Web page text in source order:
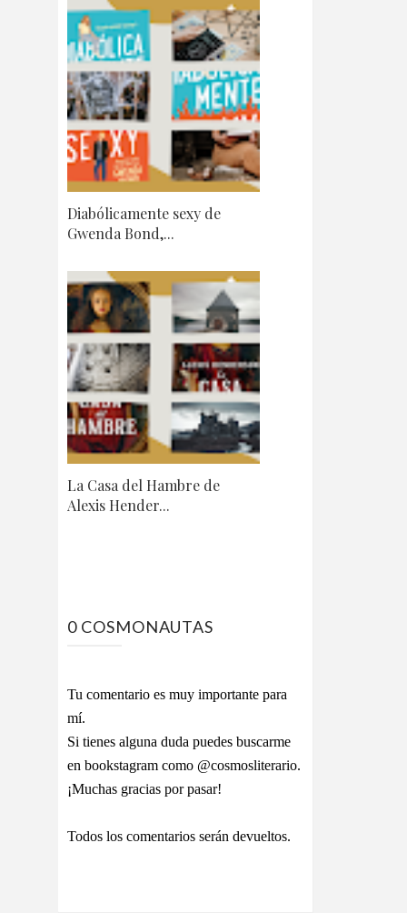
Diabólicamente sexy de
Gwenda Bond,...
La Casa del Hambre de
Alexis Hender...
0 COSMONAUTAS
Tu comentario es muy importante para
mí.
Si tienes alguna duda puedes buscarme
en bookstagram como @cosmosliterario.
¡Muchas gracias por pasar!
Todos los comentarios serán devueltos.